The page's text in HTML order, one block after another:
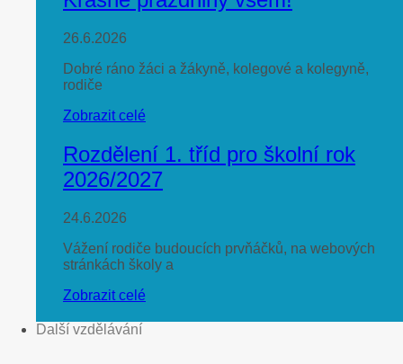
26.6.2026
Dobré ráno žáci a žákyně, kolegové a kolegyně,
rodiče
Zobrazit celé
Rozdělení 1. tříd pro školní rok
2026/2027
24.6.2026
Vážení rodiče budoucích prvňáčků, na webových
stránkách školy a
Zobrazit celé
Další vzdělávání